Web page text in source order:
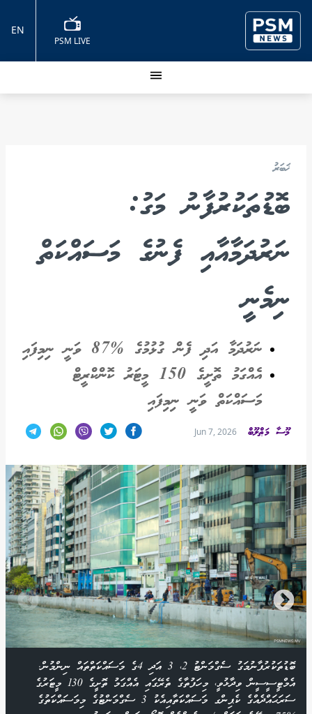
PSM LIVE
EN
ޚަބަރު
ބޮޑުތަކުރުފާނު މަގު:
ނަރުދަމާއާއި ފެނުގެ މަސައްކަތް
ނިމެނީ
ނަރުދަމާ އަދި ފެން ގުޅުމުގެ %87 ވަނީ ނިމިފައި
އެއްގަމު ތޮށީގެ 150 މީޓަރު ކޮންކްރީޓް
މަސައްކަތް ވަނީ ނިމިފައި
މޫސާ މަޠްލޫބް Jun 7, 2026
ބޮޑުތަކުރުފާނުމަގު ސެގްމަންޓު 2، 3 އަދި 4ގެ މަސައްކަތްތައް ނިންމުން.
އެމްޓީސީސީން ވިދާޅުވީ، މިހަފުތާގެ ތެރޭގައި އެއްގަމު ތޮށީގެ 130 މީޓަރުގެ
ސަރަޙައްދެއްގެ ކެޕިންގ މަސައްކަތާއިއެކު 3 ސެގްމަންޓުގެ މިމަސައްކަތުގެ